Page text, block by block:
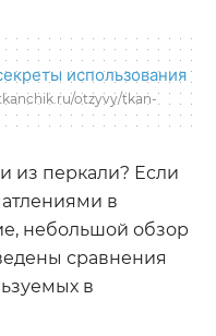
otzyvy/tkan-
из перкали? Если
в
небольшой обзор
сравнения
в